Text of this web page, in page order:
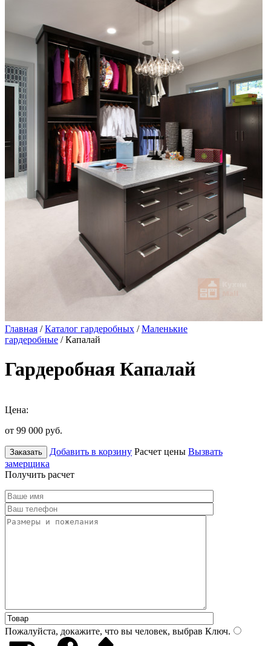
Главная /Каталог гардеробных /Маленькие
гардеробные / Капалай
Гардеробная Капалай
Цена:
от 99 000 руб.
Заказать Добавить в корзину Расчет цены Вызвать
замерщика
Получить расчет
Пожалуйста, докажите, что вы человек, выбрав Ключ.